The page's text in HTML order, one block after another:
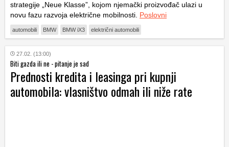
strategije „Neue Klasse”, kojom njemački proizvođač ulazi u
novu fazu razvoja električne mobilnosti. Poslovni
automobili BMW BMW iX3 električni automobili
27.02. (13:00)
Biti gazda ili ne - pitanje je sad
Prednosti kredita i leasinga pri kupnji
automobila: vlasništvo odmah ili niže rate